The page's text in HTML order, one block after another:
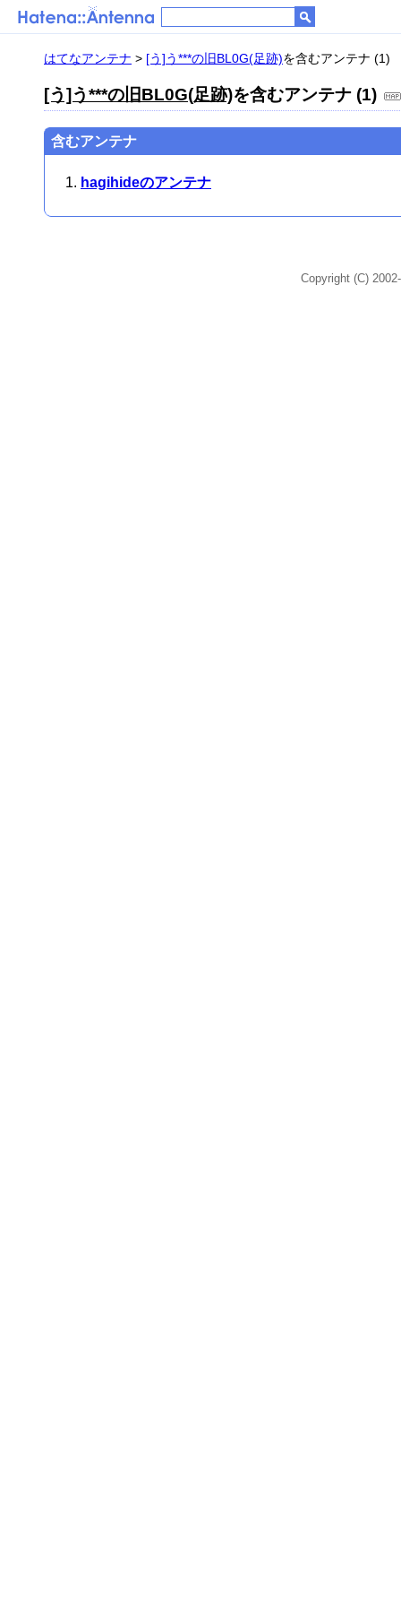
はてなアンテナ > [う]う***の旧BL0G(足跡)を含むアンテナ (1)
[う]う***の旧BL0G(足跡)を含むアンテナ (1)
含むアンテナ
hagihideのアンテナ
Copyright (C)